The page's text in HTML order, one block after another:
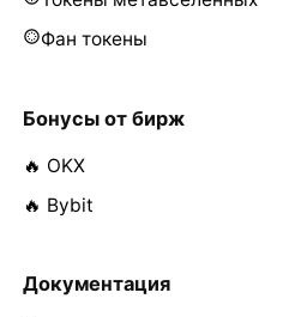
Фан токены
Бонусы от бирж
🔥 OKX
🔥 Bybit
Документация